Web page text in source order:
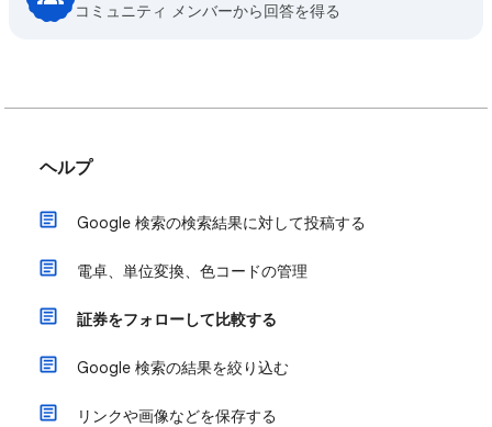
コミュニティ メンバーから回答を得る
ヘルプ
Google 検索の検索結果に対して投稿する
電卓、単位変換、色コードの管理
証券をフォローして比較する
Google 検索の結果を絞り込む
リンクや画像などを保存する